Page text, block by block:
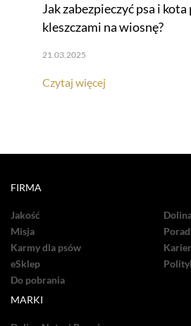
Jak zabezpieczyć psa i kota
kleszczami na wiosnę?
21.03.2025
Czytaj więcej
FIRMA
Jakość
Misja
Karmy dla psów
eSklep
Do pobrania
MARKI